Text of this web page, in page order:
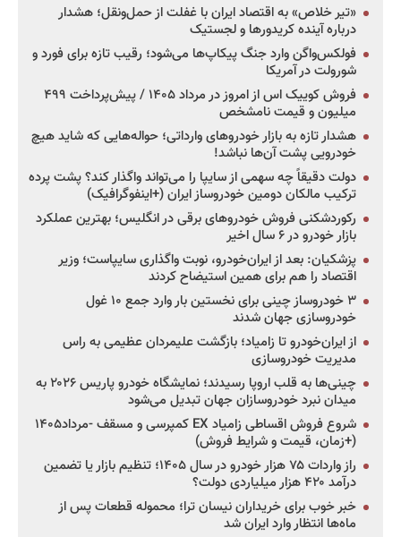
«تیر خلاص» به اقتصاد ایران با غفلت از حمل‌ونقل؛ هشدار
درباره آینده کریدورها و لجستیک
فولکس‌واگن وارد جنگ پیکاپ‌ها می‌شود؛ رقیب تازه برای فورد و
شورولت در آمریکا
فروش کوییک اس از امروز در مرداد ۱۴۰۵ / پیش‌پرداخت ۴۹۹
میلیون و قیمت نامشخص
هشدار تازه به بازار خودروهای وارداتی؛ حواله‌هایی که شاید هیچ
خودرویی پشت آن‌ها نباشد!
دولت دقیقاً چه سهمی از سایپا را می‌تواند واگذار کند؟ پشت پرده
ترکیب مالکان دومین خودروساز ایران (+اینفوگرافیک)
رکوردشکنی فروش خودروهای برقی در انگلیس؛ بهترین عملکرد
بازار خودرو در ۶ سال اخیر
پزشکیان: بعد از ایران‌خودرو، نوبت واگذاری سایپاست؛ وزیر
اقتصاد را هم برای همین استیضاح کردند
۳ خودروساز چینی برای نخستین بار وارد جمع ۱۰ غول
خودروسازی جهان شدند
از ایران‌خودرو تا زامیاد؛ بازگشت علیمردان عظیمی به راس
مدیریت خودروسازی
چینی‌ها به قلب اروپا رسیدند؛ نمایشگاه خودرو پاریس ۲۰۲۶ به
میدان نبرد خودروسازان جهان تبدیل می‌شود
شروع فروش اقساطی زامیاد EX کمپرسی و مسقف -مرداد۱۴۰۵
(+زمان، قیمت و شرایط فروش)
راز واردات ۷۵ هزار خودرو در سال ۱۴۰۵؛ تنظیم بازار یا تضمین
درآمد ۴۲۰ هزار میلیاردی دولت؟
خبر خوب برای خریداران نیسان ترا؛ محموله قطعات پس از
ماه‌ها انتظار وارد ایران شد